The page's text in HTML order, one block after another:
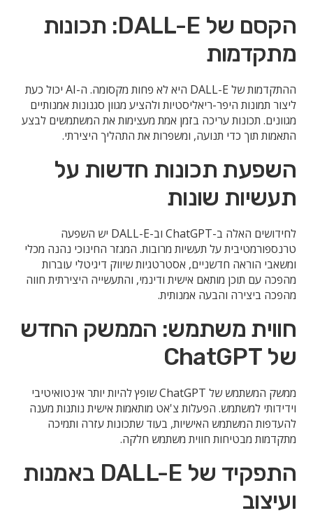
הקסם של DALL-E: תכונות
מתקדמות
ההתקדמות של DALL-E היא לא פחות מקסומה. ה-AI יכול כעת
ליצור תמונות היפר-ריאליסטיות ולהציע מגוון סגנונות אמנותיים
מגוונים. תכונות עריכה בזמן אמת מעצימות את המשתמשים לבצע
התאמות תוך כדי תנועה, ומשפרות את התהליך היצירתי.
השפעת תכונות חדשות על
תעשיות שונות
לחידושים האלה ב-ChatGPT וב-DALL-E יש השפעה
טרנספורמטיבית על תעשיות מרובות. המגזר החינוכי נהנה מכלי
ומשאבי הוראה חדשניים, אסטרטגיות שיווק דיגיטלי עוברות
מהפכה עם תוכן מותאם אישית ודינמי, והתעשייה היצירתית חווה
מהפכה ביצירה והבעה אמנותית.
חווית משתמש: הממשק החדש
של ChatGPT
ממשק המשתמש של ChatGPT שופץ להיות יותר אינטואיטיבי
וידידותי למשתמש. הפעלות צ'אט מותאמות אישית נותנות מענה
להעדפות המשתמש האישיות, בעוד שתכונות עזרה ותמיכה
מתקדמות מבטיחות חווית משתמש חלקה.
התפקיד של DALL-E באמנות
ועיצוב